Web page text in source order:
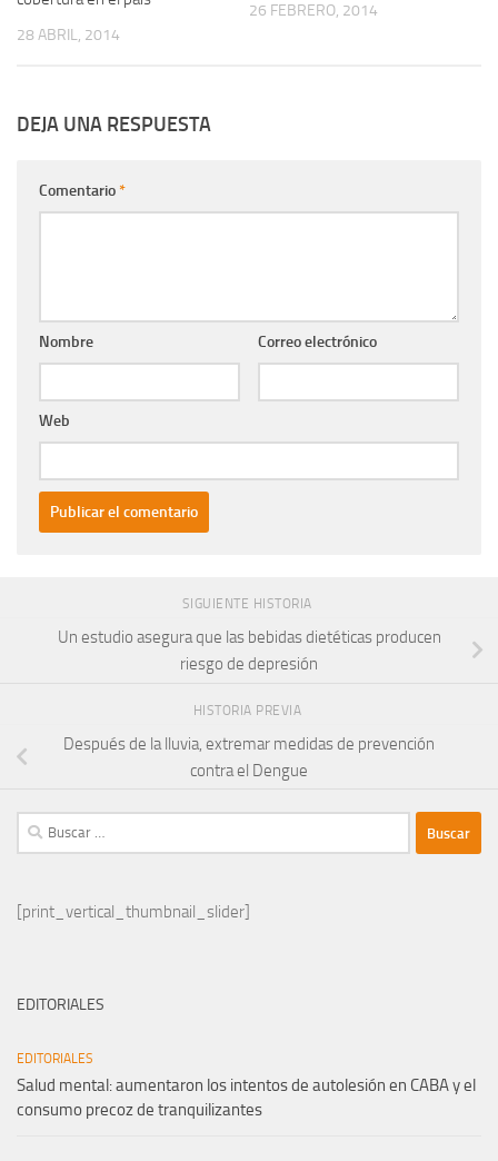
28 ABRIL, 2014
26 FEBRERO, 2014
DEJA UNA RESPUESTA
Comentario*
Nombre Correo electrónico
Web
SIGUIENTE HISTORIA
Un estudio asegura que las bebidas dietéticas producen
riesgo de depresión
HISTORIA PREVIA
Después de la lluvia, extremar medidas de prevención
contra el Dengue
Buscar:
[print_vertical_thumbnail_slider]
EDITORIALES
EDITORIALES
Salud mental: aumentaron los intentos de autolesión en CABA y el
consumo precoz de tranquilizantes